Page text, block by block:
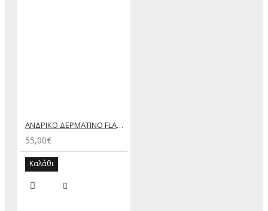
ΑΝΔΡΙΚΟ ΔΕΡΜΑΤΙΝΟ FLAT ΣΑΝΔΑΛΙ ΜΑΥΡΟ ΕΚΤΟΡΑΣ
55,00€
Καλάθι